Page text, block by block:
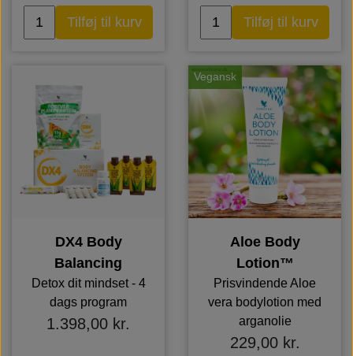
Tilføj til kurv Tilføj til kurv
DX4 Body
Balancing
Detox dit mindset - 4
dags program
1.398,00 kr.
Vegansk
Aloe Body
Lotion™
Prisvindende Aloe
vera bodylotion med
arganolie
229,00 kr.